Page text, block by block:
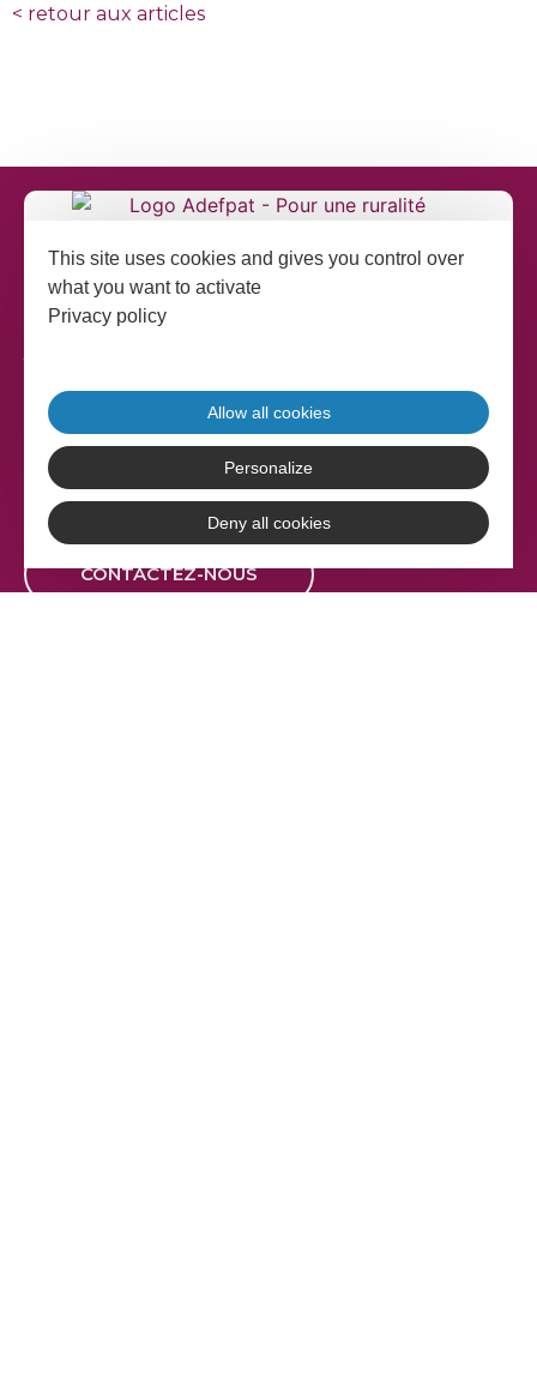
< retour aux articles
Adefpat
81000 Albi
Tél. 05 63 36 20 30
CONTACTEZ-NOUS
This site uses cookies and gives you control over
what you want to activate
Privacy policy
Allow all cookies
Personalize
Deny all cookies